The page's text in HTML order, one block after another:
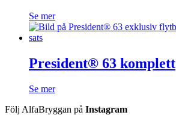
Se mer
President® 63 komplett
Se mer
Följ AlfaBryggan på Instagram